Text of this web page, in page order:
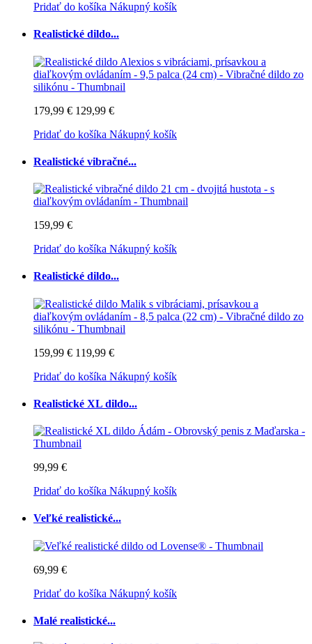
Pridať do košíka Nákupný košík
Realistické dildo...
179,99 € 129,99 €
Pridať do košíka Nákupný košík
Realistické vibračné...
159,99 €
Pridať do košíka Nákupný košík
Realistické dildo...
159,99 € 119,99 €
Pridať do košíka Nákupný košík
Realistické XL dildo...
99,99 €
Pridať do košíka Nákupný košík
Veľké realistické...
69,99 €
Pridať do košíka Nákupný košík
Malé realistické...